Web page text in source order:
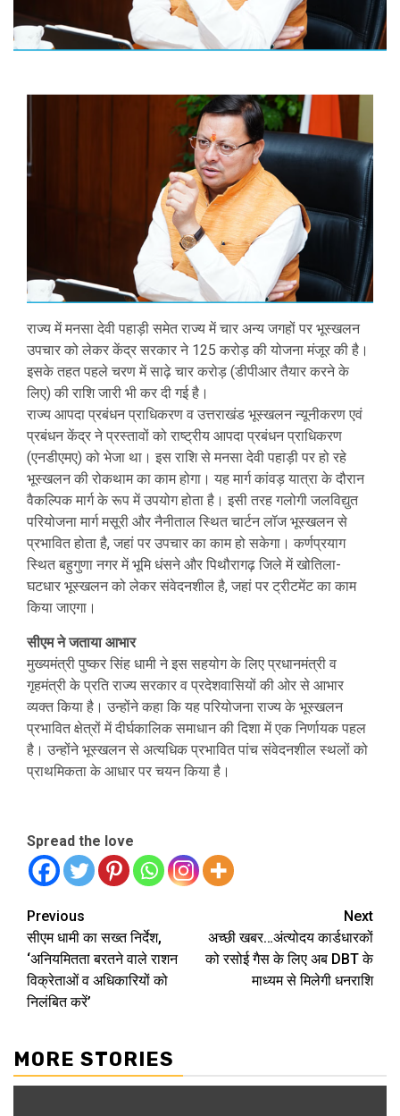
राज्य में मनसा देवी पहाड़ी समेत राज्य में चार अन्य जगहों पर भूस्खलन
उपचार को लेकर केंद्र सरकार ने 125 करोड़ की योजना मंजूर की है।
इसके तहत पहले चरण में साढ़े चार करोड़ (डीपीआर तैयार करने के
लिए) की राशि जारी भी कर दी गई है।
राज्य आपदा प्रबंधन प्राधिकरण व उत्तराखंड भूस्खलन न्यूनीकरण एवं
प्रबंधन केंद्र ने प्रस्तावों को राष्ट्रीय आपदा प्रबंधन प्राधिकरण
(एनडीएमए) को भेजा था। इस राशि से मनसा देवी पहाड़ी पर हो रहे
भूस्खलन की रोकथाम का काम होगा। यह मार्ग कांवड़ यात्रा के दौरान
वैकल्पिक मार्ग के रूप में उपयोग होता है। इसी तरह गलोगी जलविद्युत
परियोजना मार्ग मसूरी और नैनीताल स्थित चार्टन लॉज भूस्खलन से
प्रभावित होता है, जहां पर उपचार का काम हो सकेगा। कर्णप्रयाग
स्थित बहुगुणा नगर में भूमि धंसने और पिथौरागढ़ जिले में खोतिला-
घटधार भूस्खलन को लेकर संवेदनशील है, जहां पर ट्रीटमेंट का काम
किया जाएगा।
सीएम ने जताया आभार
मुख्यमंत्री पुष्कर सिंह धामी ने इस सहयोग के लिए प्रधानमंत्री व
गृहमंत्री के प्रति राज्य सरकार व प्रदेशवासियों की ओर से आभार
व्यक्त किया है। उन्होंने कहा कि यह परियोजना राज्य के भूस्खलन
प्रभावित क्षेत्रों में दीर्घकालिक समाधान की दिशा में एक निर्णायक पहल
है। उन्होंने भूस्खलन से अत्यधिक प्रभावित पांच संवेदनशील स्थलों को
प्राथमिकता के आधार पर चयन किया है।
Spread the love
Continue
Reading
Previous
सीएम धामी का सख्त निर्देश,
‘अनियमितता बरतने वाले राशन
विक्रेताओं व अधिकारियों को
निलंबित करें’
Next
अच्छी खबर…अंत्योदय कार्डधारकों
को रसोई गैस के लिए अब DBT के
माध्यम से मिलेगी धनराशि
MORE STORIES